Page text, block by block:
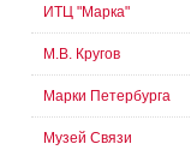
ИТЦ "Марка"
М.В. Кругов
Марки Петербурга
Музей Связи